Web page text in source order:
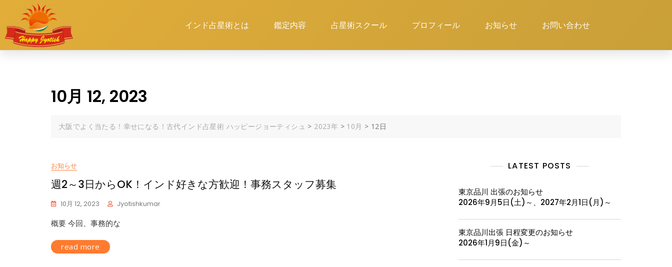
インド占星術とは 鑑定内容 占星術スクール プロフィール お知らせ お問い合わせ
10月 12, 2023
大阪でよく当たる！幸せになる！古代インド占星術 ハッピージョーティシュ > 2023年 > 10月 > 12日
お知らせ
週2～3日からOK！インド好きな方歓迎！事務スタッフ募集
10月 12, 2023 Jyotishkumar
概要 今回、事務的な
read more
LATEST POSTS
東京品川 出張のお知らせ
2026年9月5日(土)～、2027年2月1日(月)～
東京品川出張 日程変更のお知らせ
2026年1月9日(金)～